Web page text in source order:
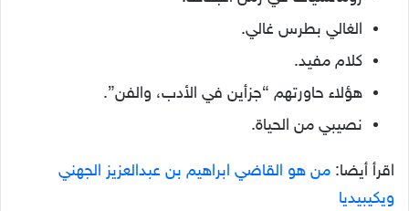
الغالي بطرس غالي.
كلام مفيد.
هؤلاء حاورتهم “جزأين في الأدب، والفن”.
نصيبي من الحياة.
اقرأ أيضا: من هو القاضي ابراهيم بن عبدالعزيز الجهني
ويكيبيديا